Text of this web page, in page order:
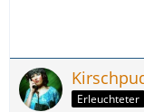
Erleuchteter